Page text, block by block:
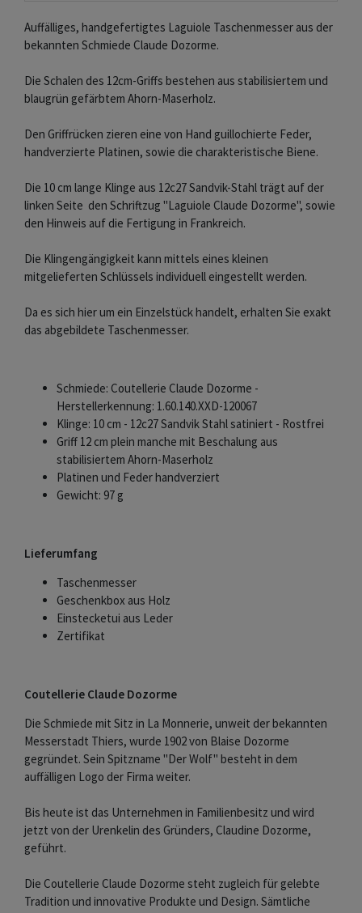
Auffälliges, handgefertigtes Laguiole Taschenmesser aus der
bekannten Schmiede Claude Dozorme.
Die Schalen des 12cm-Griffs bestehen aus stabilisiertem und
blaugrün gefärbtem Ahorn-Maserholz.
Den Griffrücken zieren eine von Hand guillochierte Feder,
handverzierte Platinen, sowie die charakteristische Biene.
Die 10 cm lange Klinge aus 12c27 Sandvik-Stahl trägt auf der
linken Seite den Schriftzug "Laguiole Claude Dozorme", sowie
den Hinweis auf die Fertigung in Frankreich.
Die Klingengängigkeit kann mittels eines kleinen
mitgelieferten Schlüssels individuell eingestellt werden.
Da es sich hier um ein Einzelstück handelt, erhalten Sie exakt
das abgebildete Taschenmesser.
Schmiede: Coutellerie Claude Dozorme -
Herstellerkennung: 1.60.140.XXD-120067
Klinge: 10 cm - 12c27 Sandvik Stahl satiniert - Rostfrei
Griff 12 cm plein manche mit Beschalung aus
stabilisiertem Ahorn-Maserholz
Platinen und Feder handverziert
Gewicht: 97 g
Lieferumfang
Taschenmesser
Geschenkbox aus Holz
Einstecketui aus Leder
Zertifikat
Coutellerie Claude Dozorme
Die Schmiede mit Sitz in La Monnerie, unweit der bekannten
Messerstadt Thiers, wurde 1902 von Blaise Dozorme
gegründet. Sein Spitzname "Der Wolf" besteht in dem
auffälligen Logo der Firma weiter.
Bis heute ist das Unternehmen in Familienbesitz und wird
jetzt von der Urenkelin des Gründers, Claudine Dozorme,
geführt.
Die Coutellerie Claude Dozorme steht zugleich für gelebte
Tradition und innovative Produkte und Design. Sämtliche